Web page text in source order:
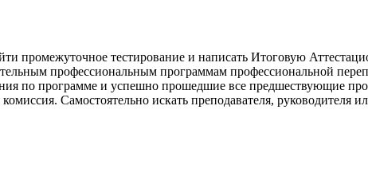
промежуточное тестирование и написать Итоговую
профессиональным программам профессиональной
по программе и успешно прошедшие все предшествующие
Самостоятельно искать преподавателя, руководителя